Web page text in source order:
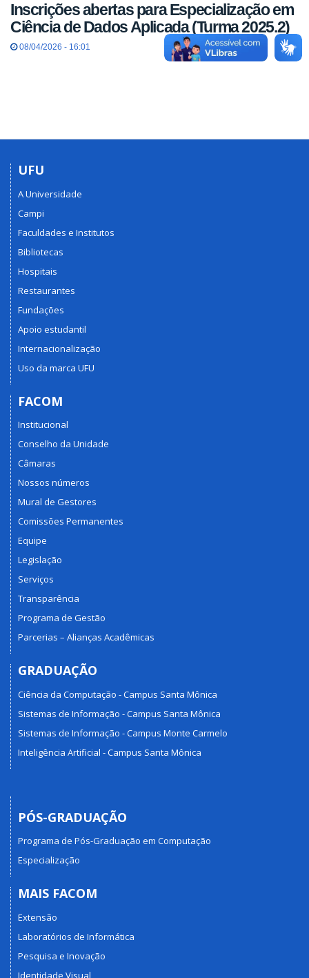
Inscrições abertas para Especialização em
Ciência de Dados Aplicada (Turma 2025.2)
08/04/2026 - 16:01
UFU
A Universidade
Campi
Faculdades e Institutos
Bibliotecas
Hospitais
Restaurantes
Fundações
Apoio estudantil
Internacionalização
Uso da marca UFU
FACOM
Institucional
Conselho da Unidade
Câmaras
Nossos números
Mural de Gestores
Comissões Permanentes
Equipe
Legislação
Serviços
Transparência
Programa de Gestão
Parcerias – Alianças Acadêmicas
GRADUAÇÃO
Ciência da Computação - Campus Santa Mônica
Sistemas de Informação - Campus Santa Mônica
Sistemas de Informação - Campus Monte Carmelo
Inteligência Artificial - Campus Santa Mônica
PÓS-GRADUAÇÃO
Programa de Pós-Graduação em Computação
Especialização
MAIS FACOM
Extensão
Laboratórios de Informática
Pesquisa e Inovação
Identidade Visual